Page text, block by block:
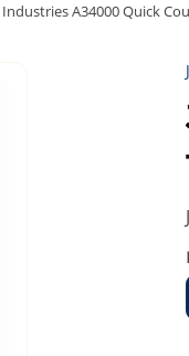
Industries A34000 Quick